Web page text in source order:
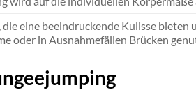
eine beeindruckende Kulisse bieten
oder in Ausnahmefällen Brücken